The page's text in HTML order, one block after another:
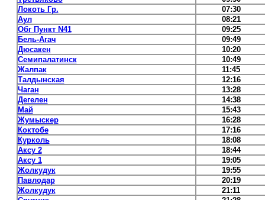
Локоть Гр.
07:30
Аул
08:21
Обг Пункт N41
09:25
Бель-Агач
09:49
Дюсакен
10:20
Семипалатинск
10:49
Жалпак
11:45
Талдынская
12:16
Чаган
13:28
Дегелен
14:38
Май
15:43
Жумыскер
16:28
Коктобе
17:16
Курколь
18:08
Аксу 2
18:44
Аксу 1
19:05
Жолкудук
19:55
Павлодар
20:19
Жолкудук
21:11